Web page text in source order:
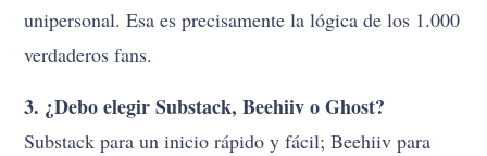
unipersonal. Esa es precisamente la lógica de los 1.000
verdaderos fans.
3. ¿Debo elegir Substack, Beehiiv o Ghost?
Substack para un inicio rápido y fácil; Beehiiv para